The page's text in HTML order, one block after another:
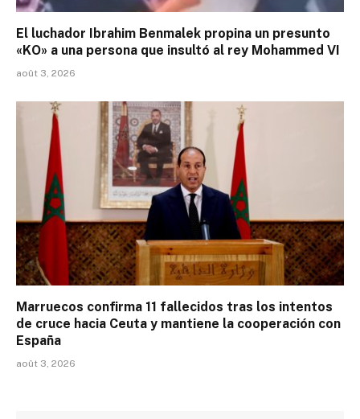
El luchador Ibrahim Benmalek propina un presunto
«KO» a una persona que insultó al rey Mohammed VI
août 3, 2026
Marruecos confirma 11 fallecidos tras los intentos
de cruce hacia Ceuta y mantiene la cooperación con
España
août 3, 2026